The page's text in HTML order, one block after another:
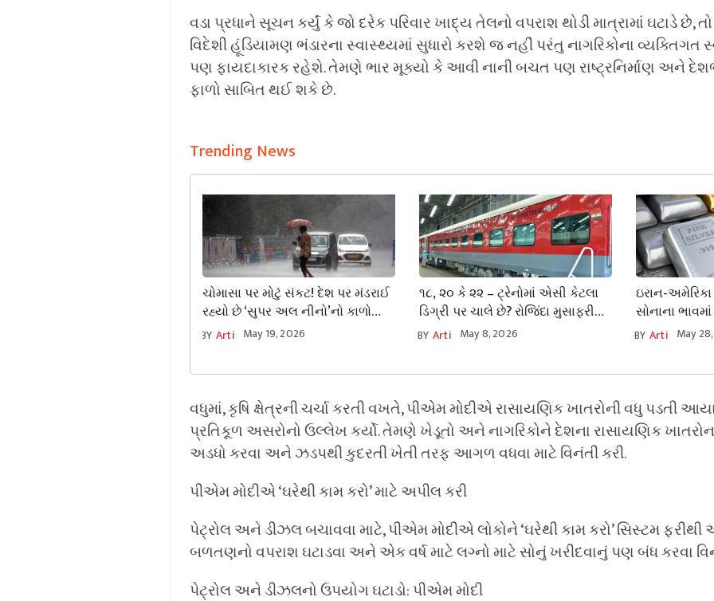
વડા પ્રધાને સૂચન કર્યું કે જો દરેક પરિવાર ખાદ્ય તેલનો વપરાશ થોડી માત્રામાં ઘટાડે છે,
વિદેશી હૂંડિયામણ ભંડારના સ્વાસ્થ્યમાં સુધારો કરશે જ નહીં પરંતુ નાગરિકોના વ્યક્તિગત
પણ ફાયદાકારક રહેશે. તેમણે ભાર મૂક્યો કે આવી નાની બચત પણ રાષ્ટ્રનિર્માણ અને
ફાળો સાબિત થઈ શકે છે.
Trending News
ચોમાસા પર મોટું સંકટ! દેશ પર મંડરાઈ
રહ્યો છે ‘સુપર અલ નીનો’નો કાળો
પડછાયો; જાણો ભારત પર આ પહેલાં શું
BY Arti May 19, 2026
૧૮, ૨૦ કે ૨૨ – ટ્રેનોમાં એસી કેટલા
ડિગ્રી પર ચાલે છે? રોજિંદા મુસાફરી
કરનારાઓને પણ ખબર નથી.
BY Arti May 8, 2026
ઇરાન-
સોનાના
ઝાટકે
BY Arti May
વધુમાં, કૃષિ ક્ષેત્રની ચર્ચા કરતી વખતે, પીએમ મોદીએ રાસાયણિક ખાતરોની વધુ પડતી
પ્રતિકૂળ અસરોનો ઉલ્લેખ કર્યો. તેમણે ખેડૂતો અને નાગરિકોને દેશના રાસાયણિક
અડધો કરવા અને ઝડપથી કુદરતી ખેતી તરફ આગળ વધવા માટે વિનંતી કરી.
પીએમ મોદીએ ‘ઘરેથી કામ કરો’ માટે અપીલ કરી
પેટ્રોલ અને ડીઝલ બચાવવા માટે, પીએમ મોદીએ લોકોને ‘ઘરેથી કામ કરો’ સિસ્ટમ ફરીથી
બળતણનો વપરાશ ઘટાડવા અને એક વર્ષ માટે લગ્નો માટે સોનું ખરીદવાનું પણ બંધ કરવા
પેટ્રોલ અને ડીઝલનો ઉપયોગ ઘટાડો: પીએમ મોદી